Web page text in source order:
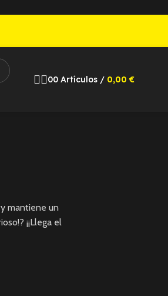
00 Artículos / 0,00 €
mantiene un
¡¡Llega el